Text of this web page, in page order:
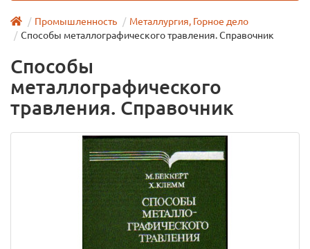
Промышленность
Металлургия, Горное дело
Способы металлографического травления. Справочник
Способы
металлографического
травления. Справочник